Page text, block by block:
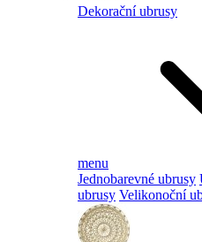
Dekorační ubrusy
menu
Jednobarevné ubrusy
ubrusy Velikonoční